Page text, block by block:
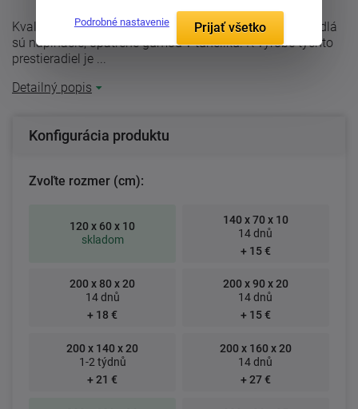
Kvalitné jersey plachta hráškové farby. Jersey prestieradlá
sú napínacie, opatrené gumou v tunelíku. K výrobe týchto
prestieradiel je ...
Detailný popis
Konfigurácia produktu
Zvoľte rozmer (cm):
120 x 60 x 10
skladom
140 x 70 x 10
14 dnů
+ 15 €
200 x 80 x 20
14 dnů
+ 18 €
200 x 90 x 20
14 dnů
+ 15 €
200 x 140 x 20
1-2 týdnů
+ 21 €
200 x 160 x 20
14 dnů
+ 27 €
Podrobné nastavenie Prijať všetko